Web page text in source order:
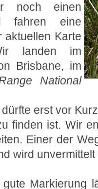
noch einen
fahren eine
aktuellen Karte
landen im
Brisbane, im
National
erst vor
finden ist. Wir
Einer der
wird
Markierung